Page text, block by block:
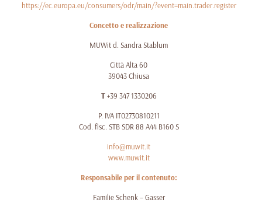
https://ec.europa.eu/consumers/odr/main/?event=main.trader.register
Concetto e realizzazione
MUWit d. Sandra Stablum
Città Alta 60
39043 Chiusa
T+39 347 1330206
P. IVA IT02730810211
Cod. fisc. STB SDR 88 A44 B160 S
info@muwit.it
www.muwit.it
Responsabile per il contenuto:
Familie Schenk – Gasser